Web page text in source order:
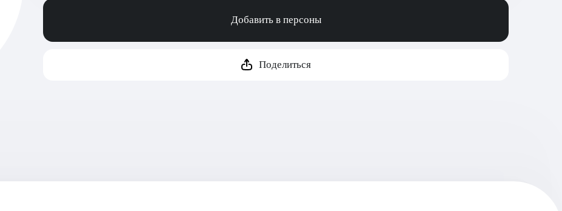
Добавить в персоны
Поделиться